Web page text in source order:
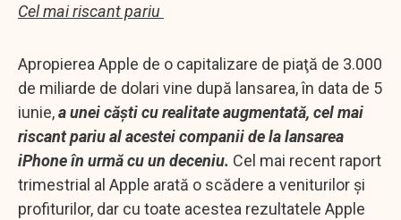
Cel mai riscant pariu
Apropierea Apple de o capitalizare de piaţă de 3.000
de miliarde de dolari vine după lansarea, în data de 5
iunie,a unei căşti cu realitate augmentată, cel mai
riscant pariu al acestei companii de la lansarea
iPhone în urmă cu un deceniu. Cel mai recent raport
trimestrial al Apple arată o scădere a veniturilor şi
profiturilor, dar cu toate acestea rezultatele Apple